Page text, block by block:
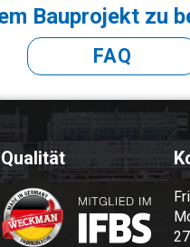
Bauprojekt zu
FAQ